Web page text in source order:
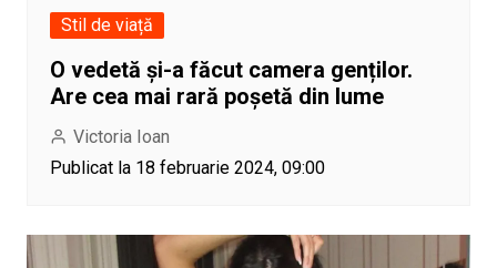
Stil de viață
O vedetă și-a făcut camera genților.
Are cea mai rară poșetă din lume
Victoria Ioan
Publicat la 18 februarie 2024, 09:00